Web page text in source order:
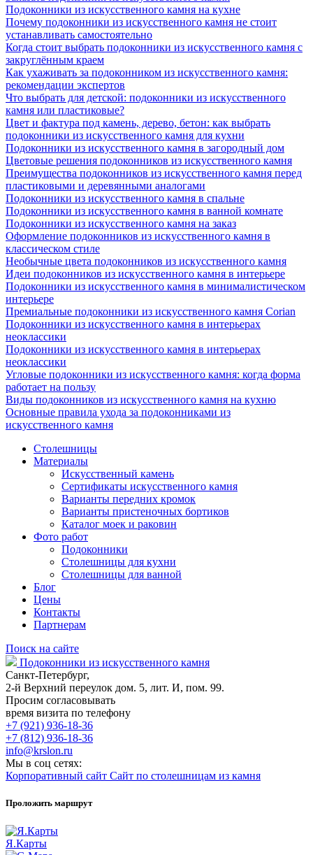
Подоконники из искусственного камня на кухне
Почему подоконники из искусственного камня не стоит
устанавливать самостоятельно
Когда стоит выбрать подоконники из искусственного камня с
закруглённым краем
Как ухаживать за подоконником из искусственного камня:
рекомендации экспертов
Что выбрать для детской: подоконники из искусственного
камня или пластиковые?
Цвет и фактура под камень, дерево, бетон: как выбрать
подоконники из искусственного камня для кухни
Подоконники из искусственного камня в загородный дом
Цветовые решения подоконников из искусственного камня
Преимущества подоконников из искусственного камня перед
пластиковыми и деревянными аналогами
Подоконники из искусственного камня в спальне
Подоконники из искусственного камня в ванной комнате
Подоконники из искусственного камня на заказ
Оформление подоконников из искусственного камня в
классическом стиле
Необычные цвета подоконников из искусственного камня
Идеи подоконников из искусственного камня в интерьере
Подоконники из искусственного камня в минималистическом
интерьере
Премиальные подоконники из искусственного камня Corian
Подоконники из искусственного камня в интерьерах
неоклассики
Подоконники из искусственного камня в интерьерах
неоклассики
Угловые подоконники из искусственного камня: когда форма
работает на пользу
Виды подоконников из искусственного камня на кухню
Основные правила ухода за подоконниками из
искусственного камня
Столешницы
Материалы
Искусственный камень
Сертификаты искусственного камня
Варианты передних кромок
Варианты пристеночных бортиков
Каталог моек и раковин
Фото работ
Подоконники
Столешницы для кухни
Столешницы для ванной
Блог
Цены
Контакты
Партнерам
Поиск на сайте
Подоконники из искусственного камня
Санкт-Петербург,
2-й Верхний переулок дом. 5, лит. И, пом. 99.
Просим согласовывать
время визита по телефону
+7 (921) 936-18-36
+7 (812) 936-18-36
info@krslon.ru
Мы в соц сетях:
Корпоративный сайт Сайт по столешницам из камня
Проложить маршрут
Я.Карты